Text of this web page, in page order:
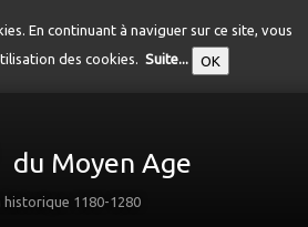
En continuant à naviguer sur ce site, vous
des cookies. Suite... OK
du Moyen Age
1180-1280